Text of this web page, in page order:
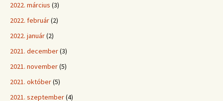
2022. március (3)
2022. február(2)
2022. január(2)
2021. december(3)
2021. november(5)
2021. október(5)
2021. szeptember(4)